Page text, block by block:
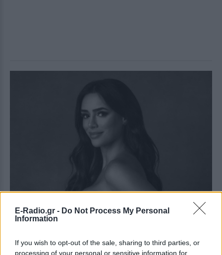
E-Radio.gr - Do Not Process My Personal
Information
If you wish to opt-out of the sale, sharing to third parties, or
processing of your personal or sensitive information for